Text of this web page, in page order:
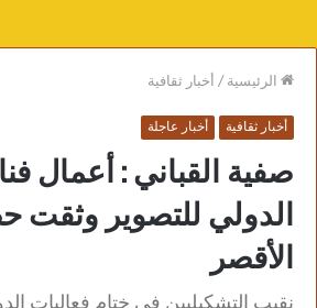
الرئيسية/أخبار ثقافية
أخبار ثقافية أخبار عاجلة
صفية القباني : أعمال
الدولي للتصوير وثقت
الأقصر